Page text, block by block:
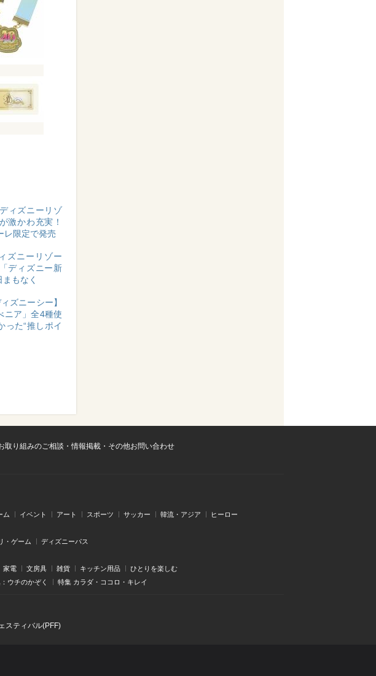
ディズニーリゾ
激かわ充実！
レ限定で発売
ズニーリゾー
ディズニー新
もなく
ィズニーシー】
ニア」全4種使
った“推しポイ
取り組みのご相談・情報掲載・その他お問い合わせ
ム イベント アート スポーツ サッカー 韓流・アジア ヒーロー
・ゲーム ディズニーパス
家電 文房具 雑貨 キッチン用品 ひとりを楽しむ
ウチのかぞく 特集 カラダ・ココロ・キレイ
スティバル(PFF)